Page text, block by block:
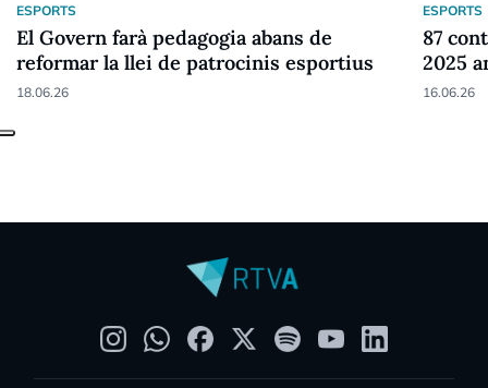
ESPORTS
El Govern farà pedagogia abans de
reformar la llei de patrocinis esportius
18.06.26
ESPORTS
87
2025
16.06.26